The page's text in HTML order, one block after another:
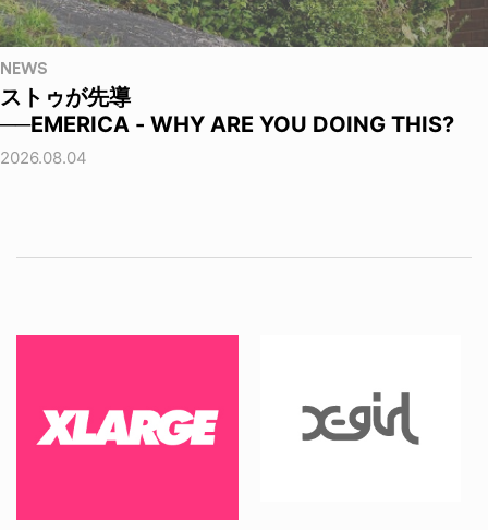
NEWS
ストゥが先導
──EMERICA - WHY ARE YOU DOING THIS?
2026.08.04